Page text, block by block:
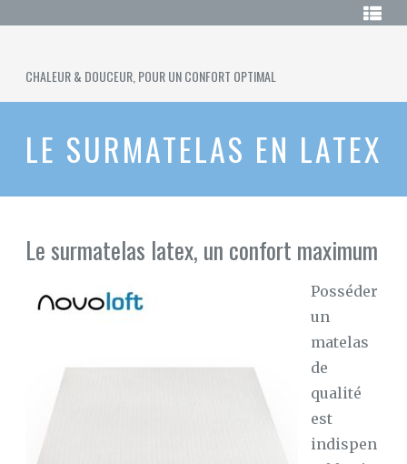
SURMATELAS
CHAUFFANT
CHALEUR & DOUCEUR, POUR UN CONFORT OPTIMAL
LE
CHAUFFANT
SURMATELAS
CHAUFFANT
SURMATELAS
SURMATELAS
EN
SURMATELAS
SURMATELAS
LE SURMATELAS EN LATEX
Le surmatelas latex, un confort maximum
Posséder
un
matelas
de
qualité
est
indispen